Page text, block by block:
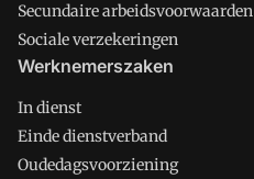
Secundaire arbeidsvoorwaarden
Sociale verzekeringen
Werknemerszaken
In dienst
Einde dienstverband
Oudedagsvoorziening